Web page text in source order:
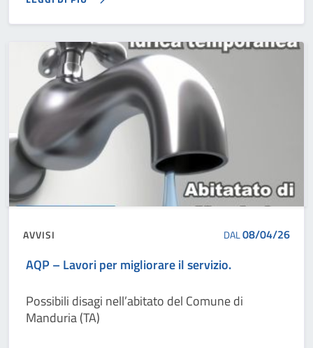
AVVISI DAL08/04/26
AQP – Lavori per migliorare il servizio.
Possibili disagi nell’abitato del Comune di
Manduria (TA)